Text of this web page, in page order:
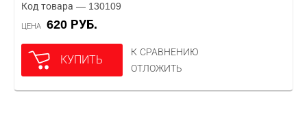
Код товара — 130109
ЦЕНА 620 РУБ.
КУПИТЬ
К СРАВНЕНИЮ
ОТЛОЖИТЬ